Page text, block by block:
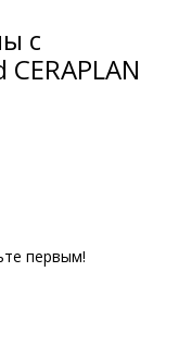
с
первым!